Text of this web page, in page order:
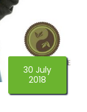
30 July
2018